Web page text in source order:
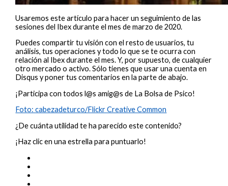
Usaremos este artículo para hacer un seguimiento de las
sesiones del Ibex durante el mes de marzo de 2020.
Puedes compartir tu visión con el resto de usuarios, tu
análisis, tus operaciones y todo lo que se te ocurra con
relación al Ibex durante el mes. Y, por supuesto, de cualquier
otro mercado o activo. Sólo tienes que usar una cuenta en
Disqus y poner tus comentarios en la parte de abajo.
¡Participa con todos l@s amig@s de La Bolsa de Psico!
Foto: cabezadeturco/Flickr Creative Common
¿De cuánta utilidad te ha parecido este contenido?
¡Haz clic en una estrella para puntuarlo!